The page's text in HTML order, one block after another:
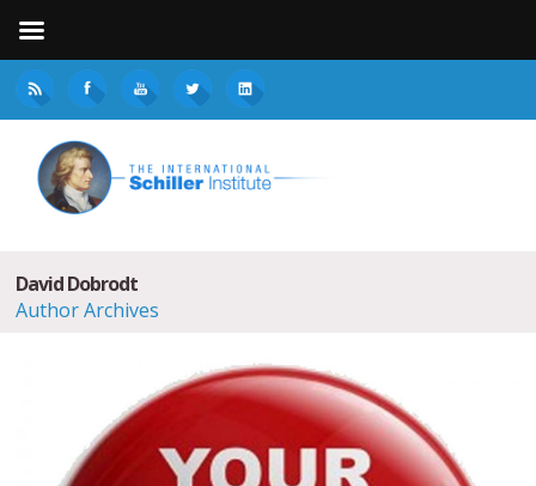
David Dobrodt
Author Archives